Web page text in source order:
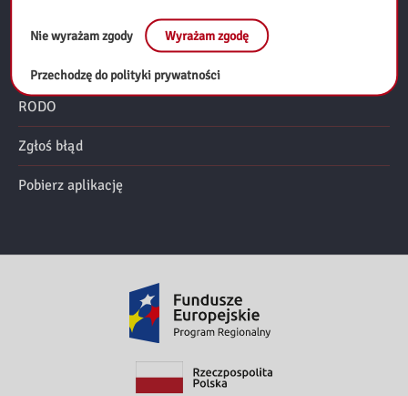
Polityka prywatności
Deklaracja dostępności
RODO
Zgłoś błąd
Pobierz aplikację
Nie wyrażam zgody Wyrażam zgodę
Przechodzę do polityki prywatności